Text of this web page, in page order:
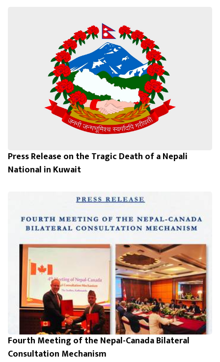
Press Release on the Tragic Death of a Nepali
National in Kuwait
Fourth Meeting of the Nepal-Canada Bilateral
Consultation Mechanism